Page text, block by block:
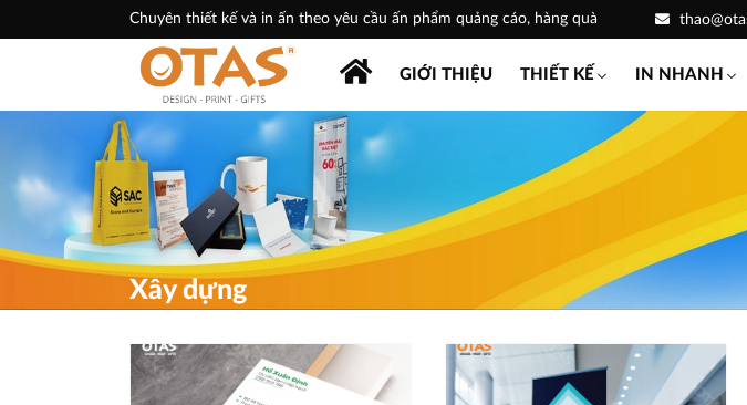
Chuyên thiết kế và in ấn theo yêu cầu ấn phẩm quảng cáo, hàng quà
tặng doanh nghiệp
GIỚI THIỆU THIẾT KẾ IN NHANH
Xây dựng